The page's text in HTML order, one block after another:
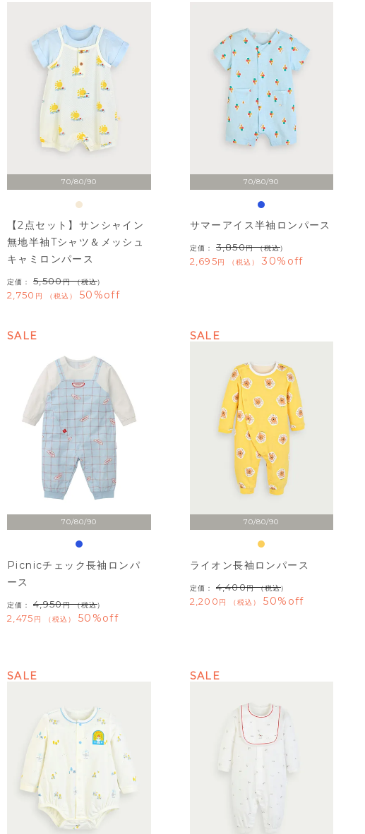
70/80/90
【2点セット】サンシャイン
無地半袖Tシャツ＆メッシュ
キャミロンパース
定価： 5,500 （税込）
2,750 税込 50%off
70/80/90
サマーアイス半袖ロンパース
定価： 3,850 （税込）
2,695 税込 30%off
70/80/90
SALE
Picnicチェック長袖ロンパ
ース
定価： 4,950 （税込）
2,475 税込 50%off
70/80/90
SALE
ライオン長袖ロンパース
定価： 4,400 （税込）
2,200 税込 50%off
SALE SALE